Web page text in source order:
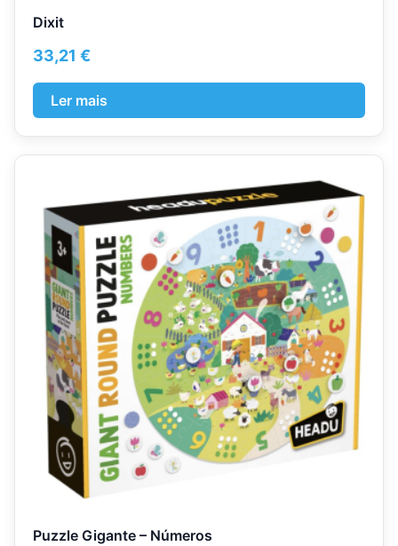
Dixit
33,21 €
Ler mais
Puzzle Gigante – Números